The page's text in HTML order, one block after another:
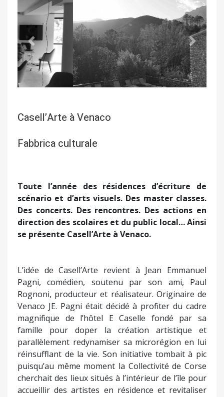
Précédent Suivant
Casell’Arte à Venaco
Fabbrica culturale
Toute l’année des résidences d’écriture de
scénario et d’arts visuels. Des master classes.
Des concerts. Des rencontres. Des actions en
direction des scolaires et du public local… Ainsi
se présente Casell’Arte à Venaco.
L’idée de Casell’Arte revient à Jean Emmanuel
Pagni, comédien, soutenu par son ami, Paul
Rognoni, producteur et réalisateur. Originaire de
Venaco JE. Pagni était décidé à profiter du cadre
magnifique de l’hôtel E Caselle fondé par sa
famille pour doper la création artistique et
parallèlement redynamiser sa microrégion en lui
réinsufflant de la vie. Son initiative tombait à pic
puisqu’au même moment la Collectivité de Corse
cherchait des lieux situés à l’intérieur de l’île pour
accueillir des artistes en résidence et revitaliser